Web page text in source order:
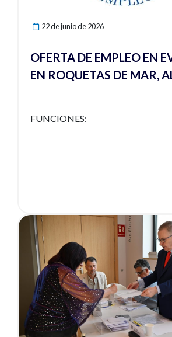
22 de junio de 2026
OFERTA DE EMPLEO EN
EN ROQUETAS DE MAR,
FUNCIONES: